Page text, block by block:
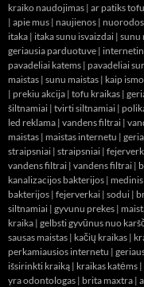
kraiko naudojimas | ar patiks tofu
| apie mus | naujienos | nuorodos
itaka | itaka sunu isvaizdai | sunu
geriausia parduotuve |
pavadeliai katems | pavadeliai
maistas | sunu maistas | kaip
| prekiu akcija | tofu kraikas |
šiltnamiai | tvirti siltnamiai |
led reklama | vandens filtrai |
maistas | maistas internetu |
straipsniai | straipsniai |
vandens filtrai | vandens filtrai |
kanalizacijos bakterijos |
bakterijos | fejerverkai | sodui |
siltnamiai | gyvunu prekes |
kraika | gelbsti gyvūnus nuo
sausas maistas | kačių kraikas |
perkamiausios internetu |
išsirinkti kraiką | kraikas katėms |
yra odontologas | brita maxtra |